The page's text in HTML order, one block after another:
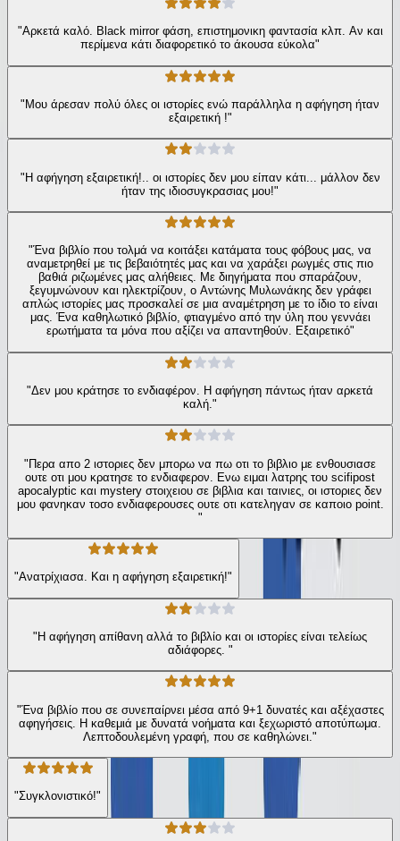
"Αρκετά καλό. Black mirror φάση, επιστημονικη φαντασία κλπ. Αν και
περίμενα κάτι διαφορετικό το άκουσα εύκολα"
"Μου άρεσαν πολύ όλες οι ιστορίες ενώ παράλληλα η αφήγηση ήταν
εξαιρετική !"
"Η αφήγηση εξαιρετική!.. οι ιστορίες δεν μου είπαν κάτι... μάλλον δεν
ήταν της ιδιοσυγκρασιας μου!"
"Ένα βιβλίο που τολμά να κοιτάξει κατάματα τους φόβους μας, να
αναμετρηθεί με τις βεβαιότητές μας και να χαράξει ρωγμές στις πιο
βαθιά ριζωμένες μας αλήθειες. Με διηγήματα που σπαράζουν,
ξεγυμνώνουν και ηλεκτρίζουν, ο Αντώνης Μυλωνάκης δεν γράφει
απλώς ιστορίες μας προσκαλεί σε μια αναμέτρηση με το ίδιο το είναι
μας. Ένα καθηλωτικό βιβλίο, φτιαγμένο από την ύλη που γεννάει
ερωτήματα τα μόνα που αξίζει να απαντηθούν. Εξαιρετικό"
"Δεν μου κράτησε το ενδιαφέρον. Η αφήγηση πάντως ήταν αρκετά
καλή."
"Περα απο 2 ιστοριες δεν μπορω να πω οτι το βιβλιο με ενθουσιασε
ουτε οτι μου κρατησε το ενδιαφερον. Ενω ειμαι λατρης του scifipost
apocalyptic και mystery στοιχειου σε βιβλια και ταινιες, οι ιστοριες δεν
μου φανηκαν τοσο ενδιαφερουσες ουτε οτι κατεληγαν σε καποιο point.
"
"Ανατρίχιασα. Και η αφήγηση εξαιρετική!"
"Η αφήγηση απίθανη αλλά το βιβλίο και οι ιστορίες είναι τελείως
αδιάφορες. "
"Ένα βιβλίο που σε συνεπαίρνει μέσα από 9+1 δυνατές και αξέχαστες
αφηγήσεις. Η καθεμιά με δυνατά νοήματα και ξεχωριστό αποτύπωμα.
Λεπτοδουλεμένη γραφή, που σε καθηλώνει."
"Συγκλονιστικό!"